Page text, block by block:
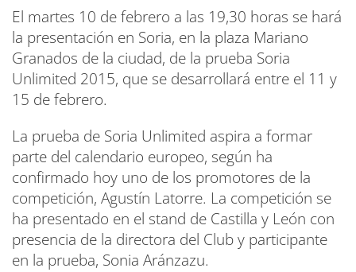
El martes 10 de febrero a las 19,30 horas se hará
la presentación en Soria, en la plaza Mariano
Granados de la ciudad, de la prueba Soria
Unlimited 2015, que se desarrollará entre el 11 y
15 de febrero.
La prueba de Soria Unlimited aspira a formar
parte del calendario europeo, según ha
confirmado hoy uno de los promotores de la
competición, Agustín Latorre. La competición se
ha presentado en el stand de Castilla y León con
presencia de la directora del Club y participante
en la prueba, Sonia Aránzazu.